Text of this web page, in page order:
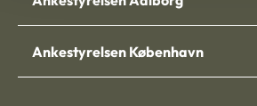
Ankestyrelsen København